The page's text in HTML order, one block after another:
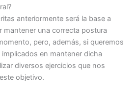
anteriormente será la base a
mantener una correcta postura
pero, además, si queremos
en mantener dicha
diversos ejercicios que nos
objetivo.